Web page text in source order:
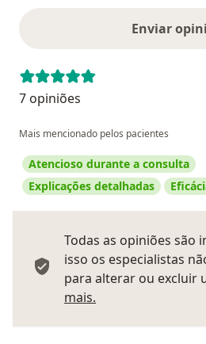
Enviar
7 opiniões
Mais mencionado pelos pacientes
Atencioso durante a consulta
Explicações detalhadas
Todas as opiniões são
isso os especialistas
para alterar ou excluir
mais.